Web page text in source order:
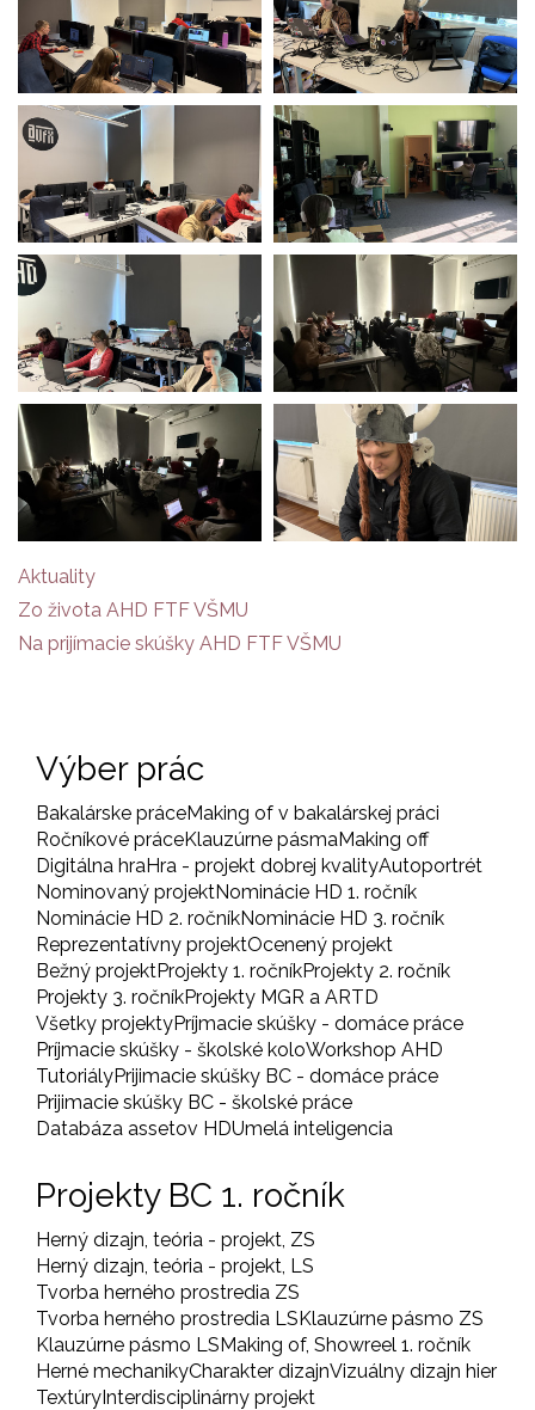
Aktuality
Zo života AHD FTF VŠMU
Na prijímacie skúšky AHD FTF VŠMU
Výber prác
Bakalárske práceMaking of v bakalárskej práci
Ročníkové práceKlauzúrne pásmaMaking off
Digitálna hraHra - projekt dobrej kvalityAutoportrét
Nominovaný projektNominácie HD 1. ročník
Nominácie HD 2. ročníkNominácie HD 3. ročník
Reprezentatívny projektOcenený projekt
Bežný projektProjekty 1. ročníkProjekty 2. ročník
Projekty 3. ročníkProjekty MGR a ARTD
Všetky projektyPríjmacie skúšky - domáce práce
Príjmacie skúšky - školské koloWorkshop AHD
TutoriályPrijimacie skúšky BC - domáce práce
Prijimacie skúšky BC - školské práce
Databáza assetov HDUmelá inteligencia
Projekty BC 1. ročník
Herný dizajn, teória - projekt, ZS
Herný dizajn, teória - projekt, LS
Tvorba herného prostredia ZS
Tvorba herného prostredia LSKlauzúrne pásmo ZS
Klauzúrne pásmo LSMaking of, Showreel 1. ročník
Herné mechanikyCharakter dizajnVizuálny dizajn hier
TextúryInterdisciplinárny projekt